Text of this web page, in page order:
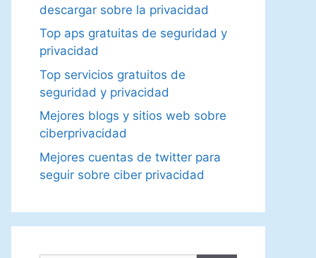
descargar sobre la privacidad
Top aps gratuitas de seguridad y
privacidad
Top servicios gratuitos de
seguridad y privacidad
Mejores blogs y sitios web sobre
ciberprivacidad
Mejores cuentas de twitter para
seguir sobre ciber privacidad